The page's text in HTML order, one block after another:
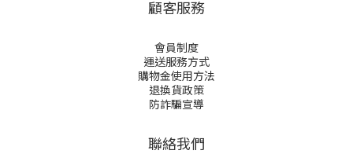
顧客服務
會員制度
運送服務方式
購物金使用方法
退換貨政策
防詐騙宣導
聯絡我們